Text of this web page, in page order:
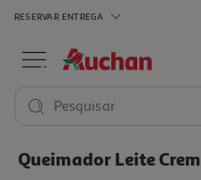
RESERVAR ENTREGA
Pesquisar
Queimador Leite